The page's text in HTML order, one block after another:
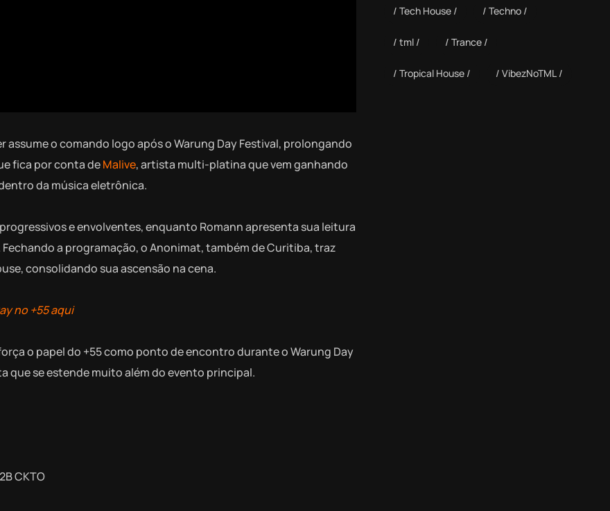
assume o comando logo após o Warung Day Festival, prolongando
fica por conta deMalive, artista multi-platina que vem ganhando
da música eletrônica.
e envolventes, enquanto Romann apresenta sua leitura
a programação, o Anonimat, também de Curitiba, traz
consolidando sua ascensão na cena.
no +55 aqui
o papel do +55 como ponto de encontro durante o Warung Day
que se estende muito além do evento principal.
CKTO
Tech House Techno
tml Trance
Tropical House VibezNoTML